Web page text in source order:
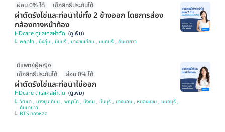
ผ่อน 0% ได้ เช็กสิทธิ์ประกันได้
ผ่าตัดรังไข่และท่อนำไข่ทั้ง 2 ข้างออก โดยการส่อง
กล้องทางหน้าท้อง
HDcare ดูแลเคสผ่าตัด
พญาไท , บึงกุ่ม , มีนบุรี , บางขุนเทียน , นนทบุรี , คันนายาว
มีแพทย์ผู้หญิง
เช็กสิทธิ์ประกันได้
ผ่อน 0% ได้
ผ่าตัดรังไข่และท่อนำไข่ออก
HDcare ดูแลเคสผ่าตัด
วัฒนา , บางขุนเทียน , พญาไท , บึงกุ่ม , มีนบุรี , บางบอน , หนองแขม , นนทบุรี ,
คันนายาว
BTS ทองหล่อ